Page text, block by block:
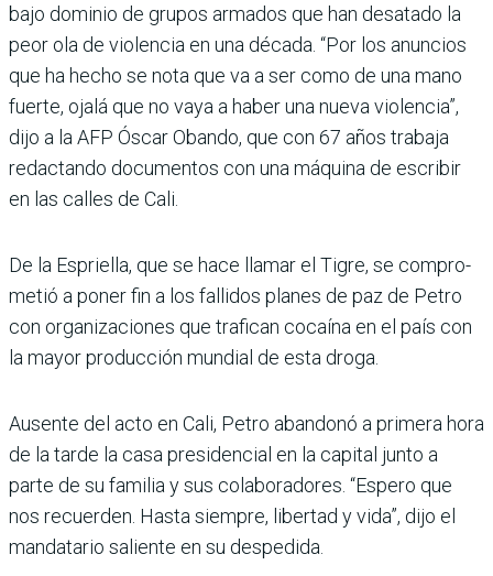
bajo dominio de grupos armados que han desatado la
peor ola de violencia en una década. “Por los anuncios
que ha hecho se nota que va a ser como de una mano
fuerte, ojalá que no vaya a haber una nueva violencia”,
dijo a la AFP Óscar Obando, que con 67 años trabaja
redac­tando documentos con una máquina de escribir
en las calles de Cali.
De la Espriella, que se hace llamar el Tigre, se compro­
metió a poner fin a los falli­dos planes de paz de Petro
con organizaciones que tra­fican cocaína en el país con
la mayor producción mundial de esta droga.
Ausente del acto en Cali, Petro abandonó a primera hora
de la tarde la casa pre­sidencial en la capital junto a
parte de su familia y sus cola­boradores. “Espero que
nos recuerden. Hasta siempre, libertad y vida”, dijo el
man­datario saliente en su despe­dida.